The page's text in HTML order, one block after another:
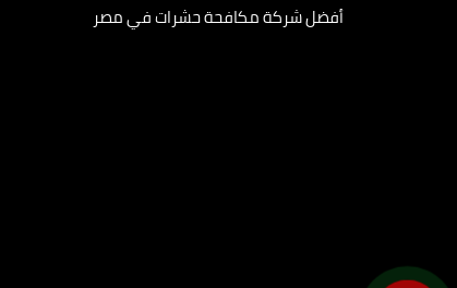
أفضل شركة مكافحة حشرات في مصر